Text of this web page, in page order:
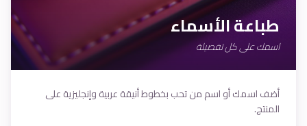
طباعة الأسماء
اسمك على كل تفصيلة
أضف اسمك أو اسم من تحب بخطوط أنيقة عربية وإنجليزية على
المنتج.